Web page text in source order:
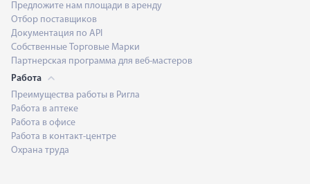
Предложите нам площади в аренду
Отбор поставщиков
Документация по API
Собственные Торговые Марки
Партнерская программа для веб-мастеров
Работа
Преимущества работы в Ригла
Работа в аптеке
Работа в офисе
Работа в контакт-центре
Охрана труда